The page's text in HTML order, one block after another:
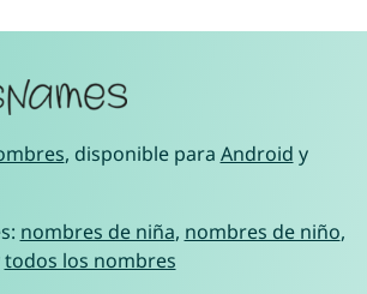
, disponible para Android y
nombres de niña, nombres de niño,
todos los nombres